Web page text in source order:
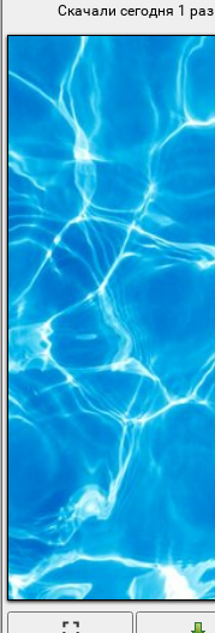
Скачали сегодня 1 раз